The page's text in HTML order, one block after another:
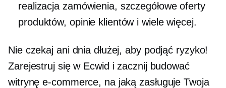
realizacja zamówienia, szczegółowe oferty
produktów, opinie klientów i wiele więcej.
Nie czekaj ani dnia dłużej, aby podjąć ryzyko!
Zarejestruj się w Ecwid i zacznij budować
witrynę e-commerce, na jaką zasługuje Twoja